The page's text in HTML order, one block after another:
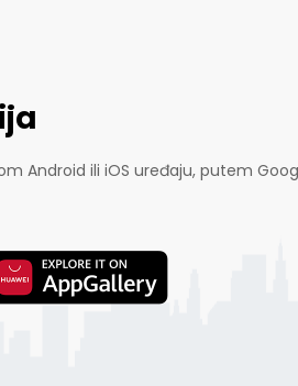
Android ili iOS uređaju, putem